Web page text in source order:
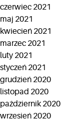
czerwiec 2021
maj 2021
kwiecień 2021
marzec 2021
luty 2021
styczeń 2021
grudzień 2020
listopad 2020
październik 2020
wrzesień 2020